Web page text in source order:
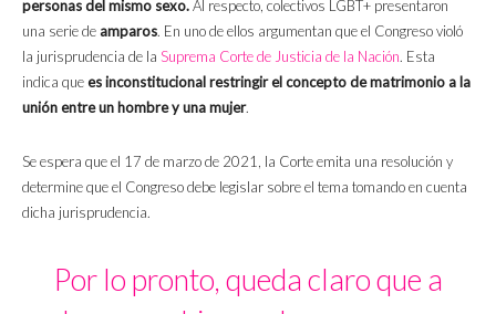
personas del mismo sexo.Al respecto, colectivos LGBT+ presentaron
una serie de amparos. En uno de ellos argumentan que el Congreso violó
la jurisprudencia de la Suprema Corte de Justicia de la Nación. Esta
indica quees inconstitucional restringir el concepto de matrimonio a la
unión entre un hombre y una mujer.
Se espera que el 17 de marzo de 2021, la Corte emita una resolución y
determine que el Congreso debe legislar sobre el tema tomando en cuenta
dicha jurisprudencia.
Por lo pronto, queda claro que a